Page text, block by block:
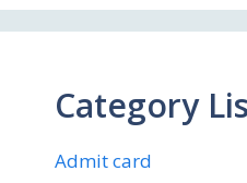
Category
Admit card